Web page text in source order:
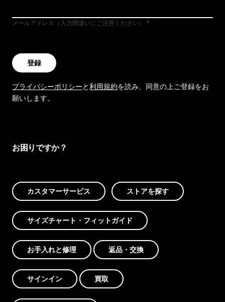
メールアドレス（入力間違いにご注意ください）
登録
プライバシーポリシーと利用規約を読み、同意の上ご登録をお
願いします。
お困りですか？
カスタマーサービス ストアを探す
サイズチャート・フィットガイド
お手入れと修理 返品・交換
サインイン 買取